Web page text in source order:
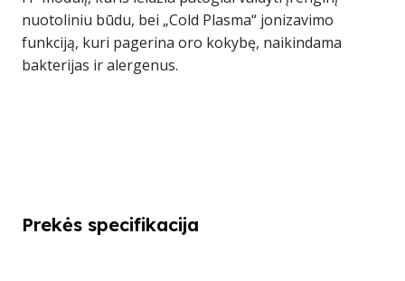
nuotoliniu būdu, bei „Cold Plasma“ jonizavimo
funkciją, kuri pagerina oro kokybę, naikindama
bakterijas ir alergenus.
Prekės specifikacija